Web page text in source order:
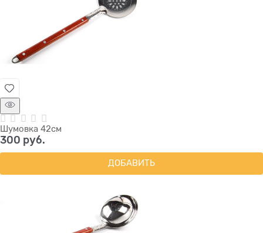
Шумовка 42см
300 руб.
ДОБАВИТЬ